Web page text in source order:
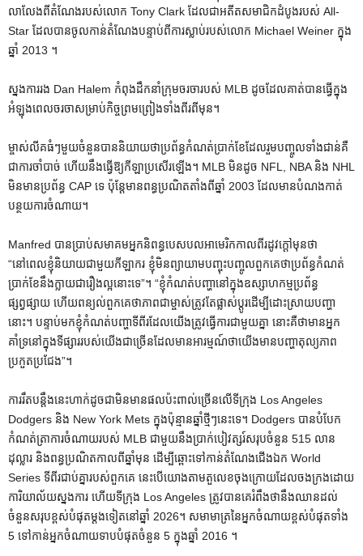
លាលែងពីតំណែងរបស់លោក Tony Clark ដែលជាអតីតសមាជិកដំបូងរបស់ All-
Star ដែលបានចូលកាន់តំណែងបន្ទាប់ពីការស្លាប់របស់លោក Michael Weiner ក្នុង
ឆ្នាំ 2013 ។
ស្នងការរង Dan Halem កំពុងដឹកនាំក្រុមចរចារបស់ MLB ដូចដែលគាត់បានធ្វើក្នុង
អំឡុងពេលចរចាសម្រាប់កិច្ចព្រមព្រៀងទាំងពីរពីមុន។
ម្ចាស់​លីគ​ធំៗ​មួយ​ចំនួន​បាន​និយាយ​ថា​ប្រព័ន្ធ​កំណត់​ប្រាក់​ខែ​ដែល​រួម​បញ្ចូល​ទាំង​ជាន់​គឺ​
ជា​ការ​ចាំបាច់ ហើយ​នឹង​ធ្វើ​ឱ្យ​កីឡា​ប្រសើរ​ឡើង។ MLB មិនដូច NFL, NBA និង NHL
មិនមានប្រព័ន្ធ CAP ទេ ប៉ុន្តែមានពន្ធប្រណិតតាំងពីឆ្នាំ 2003 ដែលមានបំណងកាត់
បន្ថយការចំណាយ។
Manfred បានប្រាប់សមាគមអ្នកនិពន្ធបេសបលអាមេរិកកាលពីរដូវក្តៅមុនថា
“នៅពេលខ្ញុំនិយាយជាមួយកីឡាករ ខ្ញុំមិនព្យាយាមបញ្ចុះបញ្ចូលពួកគេថាប្រព័ន្ធកំណត់
ប្រាក់ខែនឹងក្លាយជារឿងល្អនោះទេ”។ “ខ្ញុំកំណត់បញ្ហានៅក្នុងឧស្សាហកម្មប្រព័ន្ធ
ផ្សព្វផ្សាយ ហើយពន្យល់ពួកគេថាភាពជាម្ចាស់ត្រូវតែផ្លាស់ប្តូរដើម្បីដោះស្រាយបញ្ហា
នោះ។ បន្ទាប់មកខ្ញុំកំណត់បញ្ហាទីពីរដែលយើងត្រូវធ្វើការជាមួយគ្នា នោះគឺថាមានអ្នក
គាំទ្រនៅក្នុងទីផ្សាររបស់យើងជាច្រើនដែលមានអារម្មណ៍ថាយើងមានបញ្ហាតុល្យភាព
ប្រកួតប្រជែង”។
ការរឹតបន្តឹងនេះហាក់ដូចជាមិនមានផលប៉ះពាល់ច្រើនលើទីក្រុង Los Angeles
Dodgers និង New York Mets ក្នុងប៉ុន្មានឆ្នាំថ្មីៗនេះទេ។ Dodgers បានបំបែក
កំណត់ត្រាការចំណាយរបស់ MLB ជាមួយនឹងប្រាក់បៀវត្សរ៍សរុបចំនួន 515 លាន
ដុល្លារ និងពន្ធប្រណិតកាលពីឆ្នាំមុន ដើម្បីឆ្ពោះទៅកាន់តំណែងជើងឯក World
Series ទីពីរជាប់គ្នារបស់ពួកគេ នេះបើយោងតាមតួលេខចុងក្រោយដែលចងក្រងដោយ
ការិយាល័យស្នងការ ហើយទីក្រុង Los Angeles ត្រូវបានគេរំពឹងថានឹងឈានដល់
ចំនួនសរុបខ្ពស់បំផុតម្តងទៀតនៅឆ្នាំ 2026។ សមាមាត្រនៃអ្នកចំណាយខ្ពស់បំផុតទាំង
5 ទៅកាន់អ្នកចំណាយទាបបំផុតចំនួន 5 ក្នុងឆ្នាំ 2016 ។